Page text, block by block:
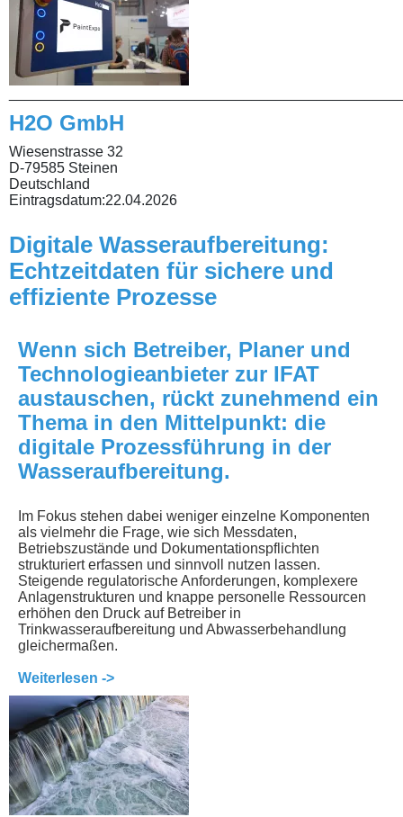
H2O GmbH
Wiesenstrasse 32
D-79585 Steinen
Deutschland
Eintragsdatum:22.04.2026
Digitale Wasseraufbereitung:
Echtzeitdaten für sichere und
effiziente Prozesse
Wenn sich Betreiber, Planer und
Technologieanbieter zur IFAT
austauschen, rückt zunehmend ein
Thema in den Mittelpunkt: die
digitale Prozessführung in der
Wasseraufbereitung.
Im Fokus stehen dabei weniger einzelne Komponenten
als vielmehr die Frage, wie sich Messdaten,
Betriebszustände und Dokumentationspflichten
strukturiert erfassen und sinnvoll nutzen lassen.
Steigende regulatorische Anforderungen, komplexere
Anlagenstrukturen und knappe personelle Ressourcen
erhöhen den Druck auf Betreiber in
Trinkwasseraufbereitung und Abwasserbehandlung
gleichermaßen.
Weiterlesen ->